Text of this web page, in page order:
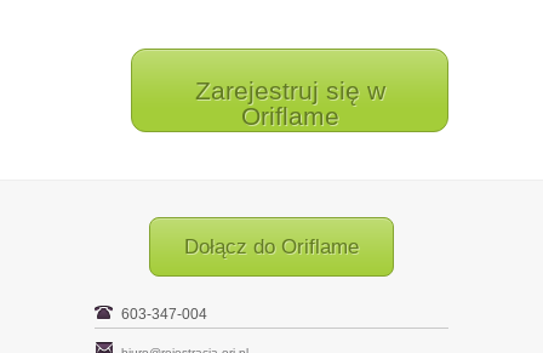
Zarejestruj się w
Oriflame
Dołącz do Oriflame
603-347-004